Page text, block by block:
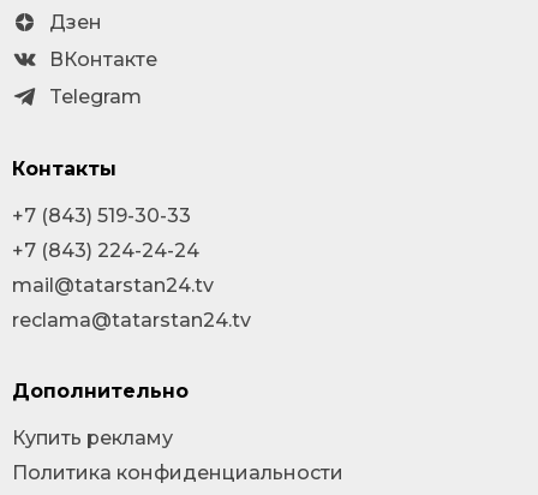
Дзен
ВКонтакте
Telegram
Контакты
+7 (843) 519-30-33
+7 (843) 224-24-24
mail@tatarstan24.tv
reclama@tatarstan24.tv
Дополнительно
Купить рекламу
Политика конфиденциальности